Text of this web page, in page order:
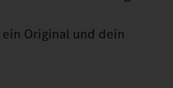
Original und dein